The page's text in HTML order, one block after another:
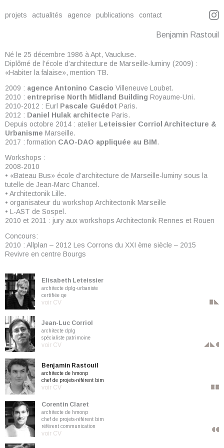
projets actualités agence publications contact
Benjamin Rastouil
Elisabeth Leteissier
architecte dplg-urbaniste
certifiée qe
voir CV
Jean-Luc Corriol
architecte dplg
spécialiste patrimoine
voir CV
Benjamin Rastouil
architecte de hmonp
chef de projets-référent bim
voir CV
Corentin Claret
architecte de hmonp
chef de projets-référent bim
référent communication
voir CV
Né le 25 décembre 1986 à Apt, Vaucluse.
Diplômé de l’école d’architecture de Marseille-luminy (2009) :
«Habiter la falaise», mention TB.
2009 : agence Antonino Cascio Villeneuve Loubet.
2010 : entreprise North Midland Building Royaume-Uni.
2010-2012 : Eurl Pascale Guédot Paris.
2012 : Daniel Hulak architecte Paris.
Depuis octobre 2014 : atelier Leteissier Corriol Architecture &
Urbanisme Marseille.
2017 : formation CAO-DAO appliquée au BIM.
Workshops :
2008-2010
• «Bateau Bus» école d’architecture de Marseille-luminy sous la
tutelle de Jean-Marc Chancel.
• Architectonik Lille.
• organisateur du workshop Architectonik Marseille
• L-AST de Sospel.
2010 et 2011 : jury aux workshops Architectonik Rennes et Rouen
Concours:
2010 : Allplan – 2012 Les Corrons du XXI ème siècle – 2015
Revivre en centre Bourgs